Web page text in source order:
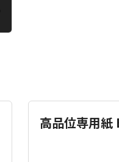
高品位専用紙